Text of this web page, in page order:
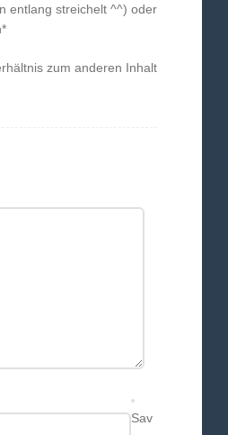
entlang streichelt ^^) oder
zum anderen Inhalt
Sav